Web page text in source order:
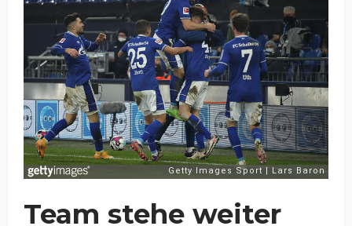
Team stehe weiter